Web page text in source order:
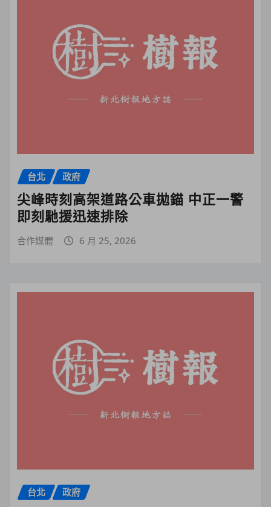
台北 政府
尖峰時刻高架道路公車拋錨 中正一警
即刻馳援迅速排除
合作媒體 6 月 25, 2026
台北 政府